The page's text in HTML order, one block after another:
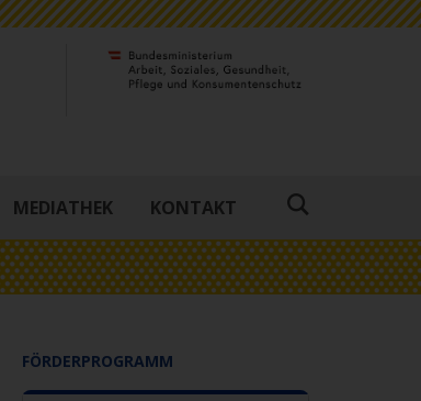
MEDIATHEK KONTAKT
Suche
FÖRDERPROGRAMM